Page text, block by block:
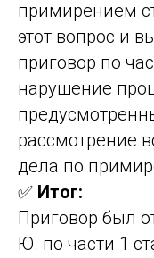
примирением
этот вопрос и
приговор по
нарушение
рассмотрение
дела по
✅ Итог:
Приговор был
Ю. по части 1